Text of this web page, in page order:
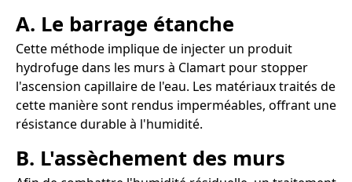
A. Le barrage étanche
Cette méthode implique de injecter un produit
hydrofuge dans les murs à Clamart pour stopper
l'ascension capillaire de l'eau. Les matériaux traités de
cette manière sont rendus imperméables, offrant une
résistance durable à l'humidité.
B. L'assèchement des murs